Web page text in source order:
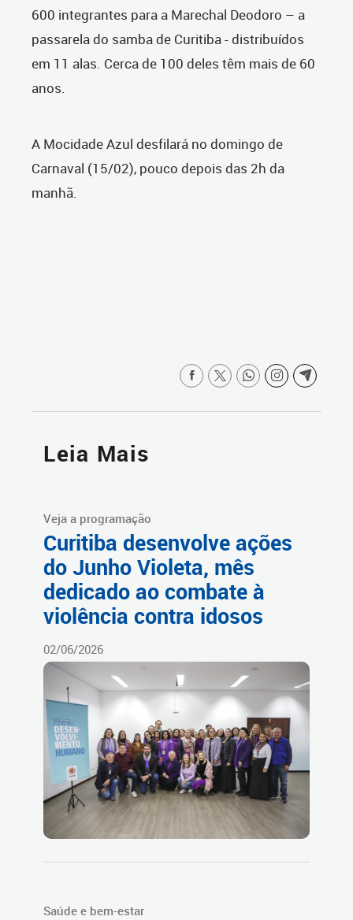
600 integrantes para a Marechal Deodoro – a
passarela do samba de Curitiba - distribuídos
em 11 alas. Cerca de 100 deles têm mais de 60
anos.
A Mocidade Azul desfilará no domingo de
Carnaval (15/02), pouco depois das 2h da
manhã.
Leia Mais
Veja a programação
Curitiba desenvolve ações
do Junho Violeta, mês
dedicado ao combate à
violência contra idosos
02/06/2026
Saúde e bem-estar